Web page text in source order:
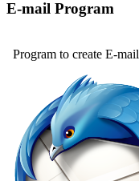
E-mail Program
Program to create E-mail